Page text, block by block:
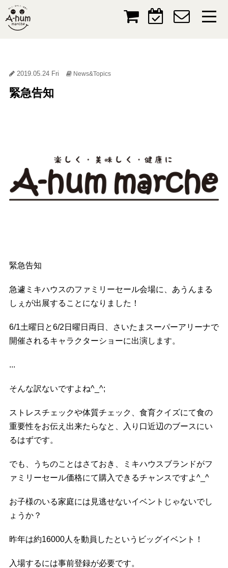
2019.05.24 Fri News&Topics
緊急告知
緊急告知
急遽ミキハウスのファミリーセール会場に、あうんまる
しぇが出展することになりました！
6/1土曜日と6/2日曜日両日、さいたまスーパーアリーナで
開催されるキャラクターショーに出演します。
...
そんな訳ないですよね^_^;
ストレスチェックや体質チェック、食育クイズにて食の
重要性をお伝え出来たらなと、入り口近辺のブースにい
るはずです。
でも、うちのことはさておき、ミキハウスブランドがフ
ァミリーセール価格にて購入できるチャンスですよ^_^
お子様のいる家庭には見逃せないイベントじゃないでし
ょうか？
昨年は約16000人を動員したというビッグイベント！
入場するには事前登録が必要です。